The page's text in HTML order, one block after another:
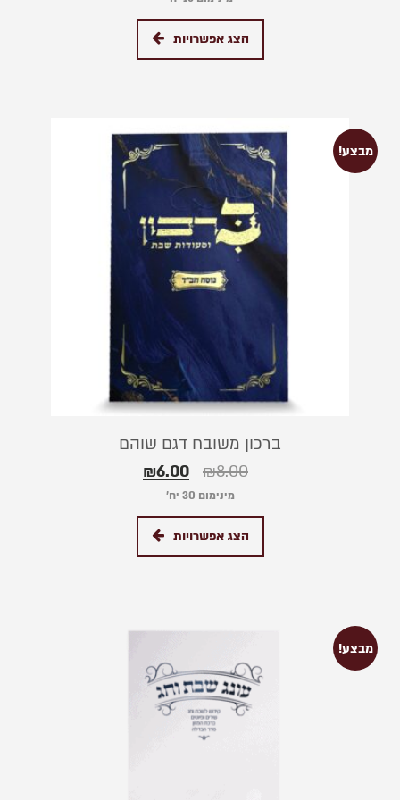
הצג אפשרויות
מבצע!
ברכון משובח דגם שוהם
₪8.00
₪6.00
מינימום 30 יח׳
הצג אפשרויות
מבצע!